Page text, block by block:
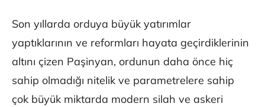
Son yıllarda orduya büyük yatırımlar
yaptıklarının ve reformları hayata geçirdiklerinin
altını çizen Paşinyan, ordunun daha önce hiç
sahip olmadığı nitelik ve parametrelere sahip
çok büyük miktarda modern silah ve askeri